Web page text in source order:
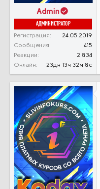
Admin
АДМИНИСТРАТОР
Регистрация
24.05.2019
Сообщения
415
Реакции
2 834
Онлайн
23дн 13ч 32м 8с